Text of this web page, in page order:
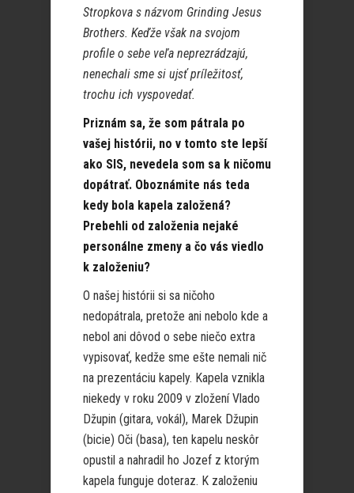
Stropkova s názvom Grinding Jesus
Brothers. Keďže však na svojom
profile o sebe veľa neprezrádzajú,
nenechali sme si ujsť príležitosť,
trochu ich vyspovedať.
Priznám sa, že som pátrala po
vašej histórii, no v tomto ste lepší
ako SIS, nevedela som sa k ničomu
dopátrať. Oboznámite nás teda
kedy bola kapela založená?
Prebehli od založenia nejaké
personálne zmeny a čo vás viedlo
k založeniu?
O našej histórii si sa ničoho
nedopátrala, pretože ani nebolo kde a
nebol ani dôvod o sebe niečo extra
vypisovať, kedže sme ešte nemali nič
na prezentáciu kapely. Kapela vznikla
niekedy v roku 2009 v zložení Vlado
Džupin (gitara, vokál), Marek Džupin
(bicie) Oči (basa), ten kapelu neskôr
opustil a nahradil ho Jozef z ktorým
kapela funguje doteraz. K založeniu